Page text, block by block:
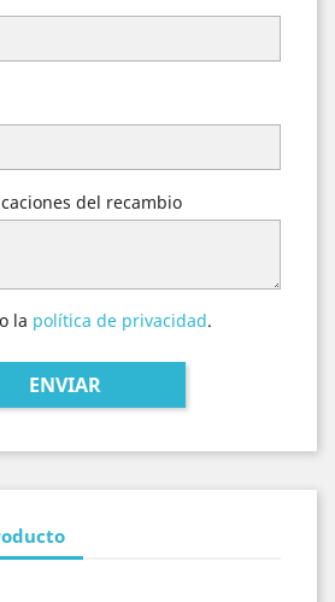
del recambio
la política de privacidad.